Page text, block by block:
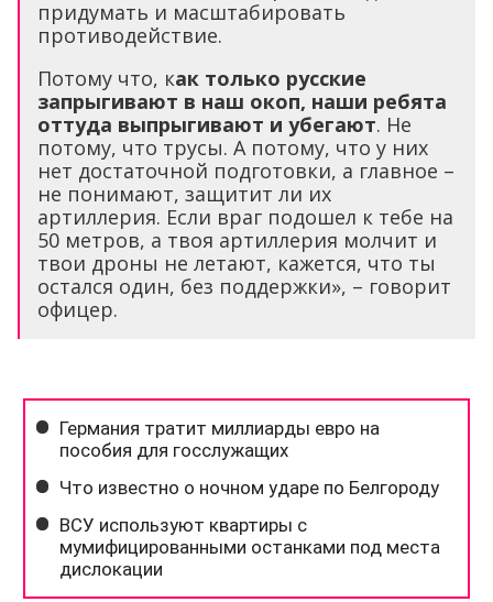
придумать и масштабировать
противодействие.
Потому что, как только русские
запрыгивают в наш окоп, наши ребята
оттуда выпрыгивают и убегают. Не
потому, что трусы. А потому, что у них
нет достаточной подготовки, а главное –
не понимают, защитит ли их
артиллерия. Если враг подошел к тебе на
50 метров, а твоя артиллерия молчит и
твои дроны не летают, кажется, что ты
остался один, без поддержки», – говорит
офицер.